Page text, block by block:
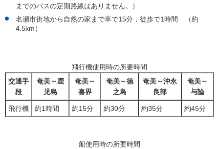
までのバスの定期路線はありません。）
名瀬市街地から自然の家まで車で15分，徒歩で1時間
（約
4.5km）
飛行機使用時の所要時間
交通手
段
奄美～鹿
児島
奄美～
喜界
奄美～徳
之島
奄美～沖永
良部
奄美～
与論
飛行機 約1時間 約15分 約30分 約35分 約45分
船使用時の所要時間